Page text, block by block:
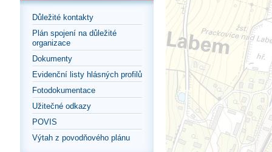
Důležité kontakty
Plán spojení na důležité
organizace
Dokumenty
Evidenční listy hlásných profilů
Fotodokumentace
Užitečné odkazy
POVIS
Výtah z povodňového plánu